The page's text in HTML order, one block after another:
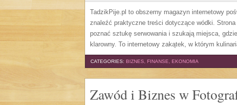
TadzikPije.pl to obszerny magazyn internetowy
znaleźć praktyczne treści dotyczące wódki.
poznać sztukę serwowania i szukają miejsca,
klarowny. To internetowy zakątek, w którym
CATEGORIES: BIZNES, FINANSE, EKONOMIA
Zawód i Biznes w